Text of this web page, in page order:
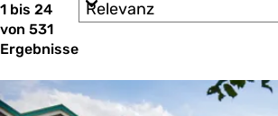
ö
c
h
t
r
e
n
a
c
1 bis 24
von 531
Ergebnisse
S
r
t
r